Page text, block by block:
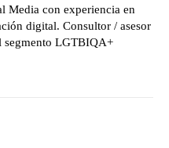
Media con experiencia en
digital. Consultor / asesor
segmento LGTBIQA+